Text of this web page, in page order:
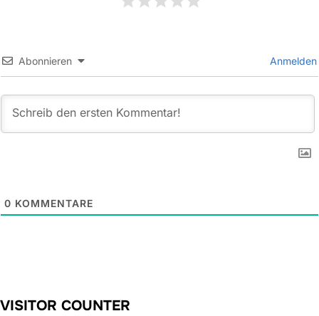
Abonnieren Anmelden
0 KOMMENTARE
VISITOR COUNTER